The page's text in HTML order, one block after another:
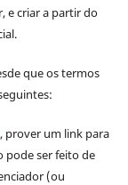
e criar a partir do
que os termos
, prover um link para
pode ser feito de
(ou